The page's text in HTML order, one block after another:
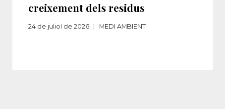
creixement dels residus​‌
24 de juliol de 2026 MEDI AMBIENT